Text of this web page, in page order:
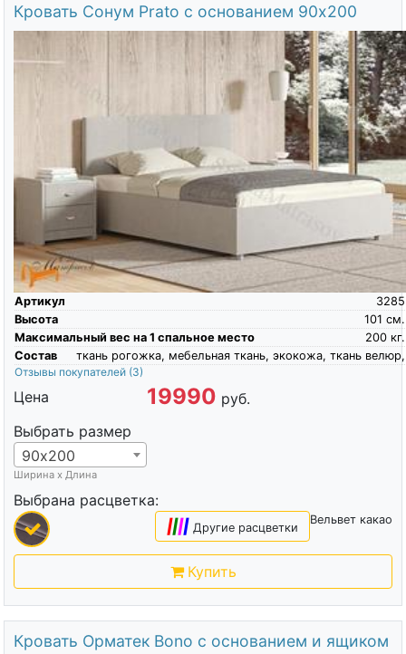
Кровать Сонум Prato с основанием 90х200
Артикул
3285
Высота
см.
101
Максимальный вес на 1 спальное место
кг.
200
Состав
ткань рогожка, мебельная ткань, экокожа, ткань велюр,
Отзывы покупателей (3)
Цена 19990 руб.
Выбрать размер
90х200
Ширина х Длина
Выбрана расцветка:
Вельвет какао
|||| Другие расцветки
Купить
Кровать Орматек Bono с основанием и ящиком